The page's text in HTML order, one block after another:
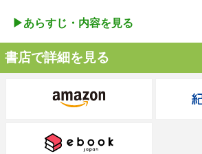
▶︎あらすじ・内容を見る
書店で詳細を見る